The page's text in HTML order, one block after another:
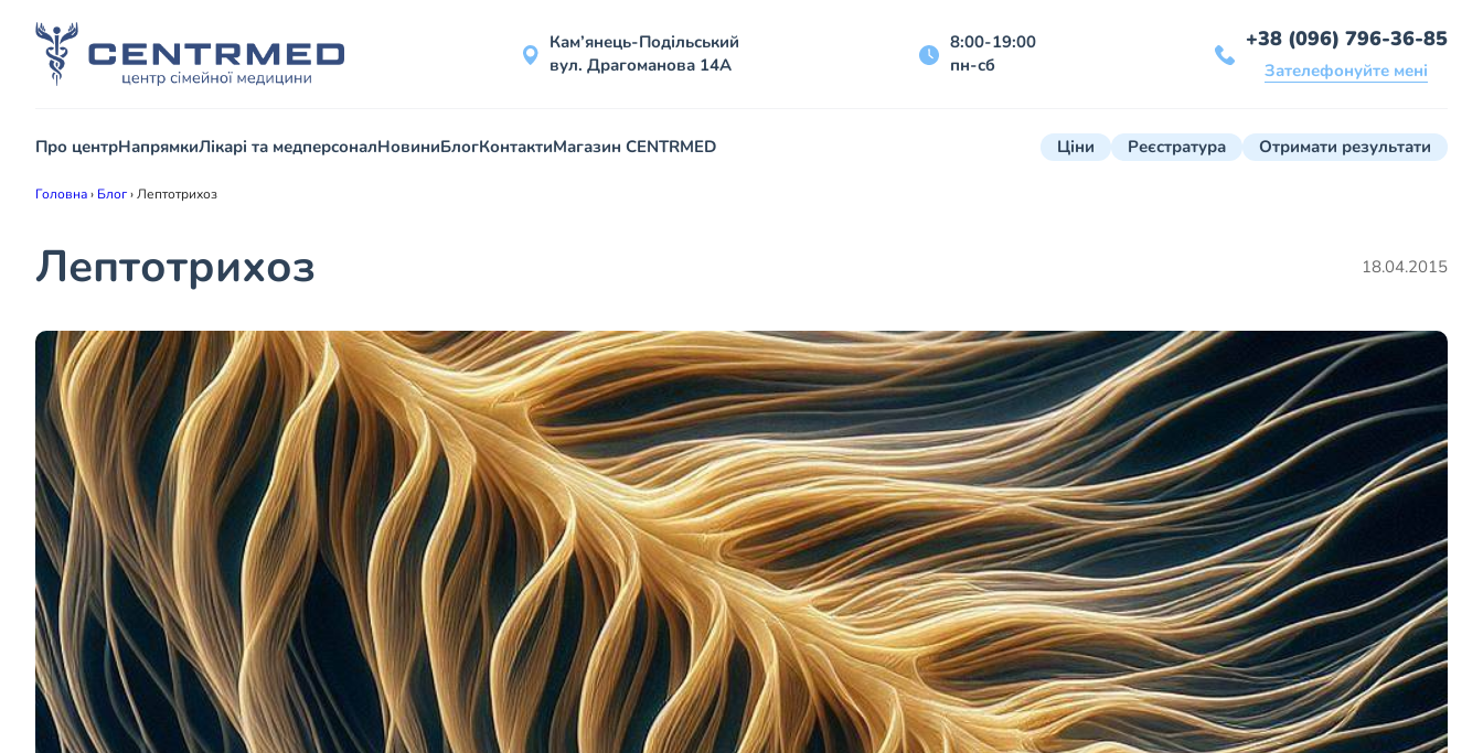
Кам’янець-Подільський
вул. Драгоманова 14А
8:00-19:00
пн-сб
+38 (096) 796-36-85
Зателефонуйте мені
Про центрНапрямкиЛікарі та медперсоналНовиниБлогКонтактиМагазин CENTRMED Ціни Реєстратура Отримати результати
Головна› Блог›Лептотрихоз
Лептотрихоз 18.04.2015